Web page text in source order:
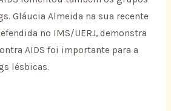
Gláucia Almeida na sua recente
no IMS/UERJ, demonstra
AIDS foi importante para a
lésbicas.